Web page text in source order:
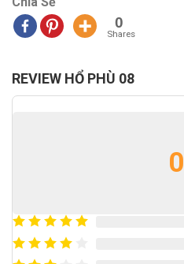
0
Shares
REVIEW HỔ PHÙ 08
0